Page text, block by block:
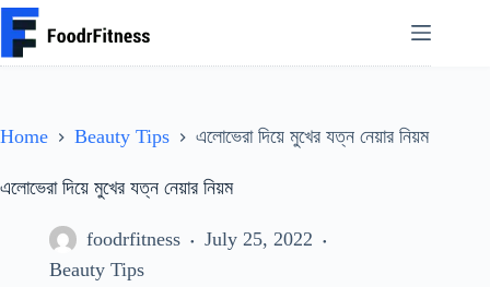
Skip
to
content
Home Beauty Tips এলোভেরা দিয়ে মুখের যত্ন নেয়ার নিয়ম
এলোভেরা দিয়ে মুখের যত্ন নেয়ার নিয়ম
foodrfitness
July 25, 2022
Beauty Tips